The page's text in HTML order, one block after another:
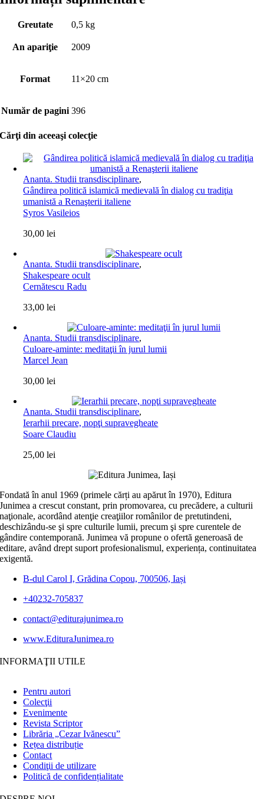
Greutate 0,5 kg
An apariţie 2009
Format 11×20 cm
Număr de pagini 396
Cărţi din aceeaşi colecţie
Ananta. Studii transdisciplinare,
Gândirea politică islamică medievală în dialog cu tradiţia
umanistă a Renaşterii italiene
Syros Vasileios
30,00lei
Ananta. Studii transdisciplinare,
Shakespeare ocult
Cernătescu Radu
33,00lei
Ananta. Studii transdisciplinare,
Culoare-aminte: meditaţii în jurul lumii
Marcel Jean
30,00lei
Ananta. Studii transdisciplinare,
Ierarhii precare, nopţi supravegheate
Soare Claudiu
25,00lei
Fondată în anul 1969 (primele cărți au apărut în 1970), Editura
Junimea a crescut constant, prin promovarea, cu precădere, a culturii
naţionale, acordând atenţie creaţiilor românilor de pretutindeni,
deschizându-se şi spre culturile lumii, precum şi spre curentele de
gândire contemporană. Junimea vă propune o ofertă generoasă de
editare, având drept suport profesionalismul, experiența, continuitatea
exigentă.
B-dul Carol I, Grădina Copou, 700506, Iași
+40232-705837
contact@editurajunimea.ro
www.EdituraJunimea.ro
INFORMAŢII UTILE
Pentru autori
Colecţii
Evenimente
Revista Scriptor
Librăria „Cezar Ivănescu”
Rețea distribuție
Contact
Condiţii de utilizare
Politică de confidențialitate